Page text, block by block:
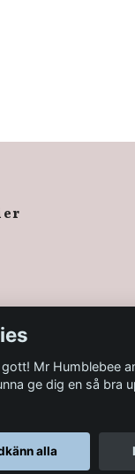
gott! Mr Humblebee
ge dig en så bra
alla